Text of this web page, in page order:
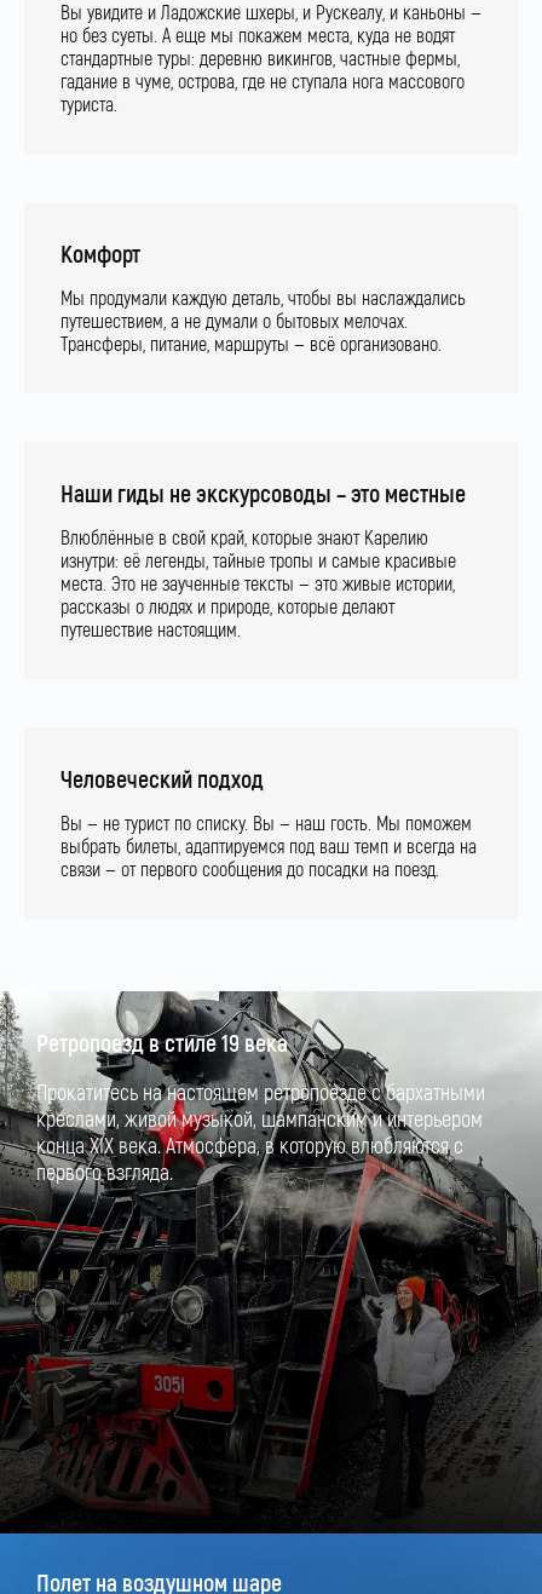
Вы увидите и Ладожские шхеры, и Рускеалу, и каньоны —
но без суеты. А еще мы покажем места, куда не водят
стандартные туры: деревню викингов, частные фермы,
гадание в чуме, острова, где не ступала нога массового
туриста.
Комфорт
Мы продумали каждую деталь, чтобы вы наслаждались
путешествием, а не думали о бытовых мелочах.
Трансферы, питание, маршруты — всё организовано.
Наши гиды не экскурсоводы – это местные
Влюблённые в свой край, которые знают Карелию
изнутри: её легенды, тайные тропы и самые красивые
места. Это не заученные тексты — это живые истории,
рассказы о людях и природе, которые делают
путешествие настоящим.
Человеческий подход
Вы — не турист по списку. Вы — наш гость. Мы поможем
выбрать билеты, адаптируемся под ваш темп и всегда на
связи — от первого сообщения до посадки на поезд.
Ретропоезд в стиле 19 века
Прокатитесь на настоящем ретропоезде с бархатными
креслами, живой музыкой, шампанским и интерьером
конца XIX века. Атмосфера, в которую влюбляются с
первого взгляда.
Полет на воздушном шаре